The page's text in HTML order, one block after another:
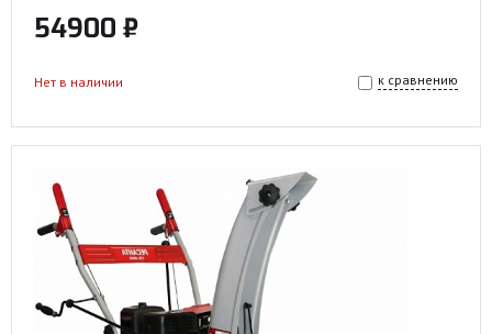
54900 ₽
к сравнению
Нет в наличии